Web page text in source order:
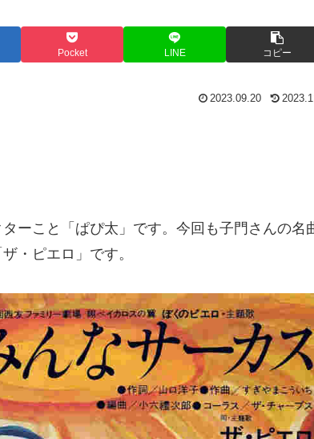
Pocket LINE コピー
2023.09.20
ーこと「ぱぴ太」です。今回も子門さんの名
・ピエロ」です。